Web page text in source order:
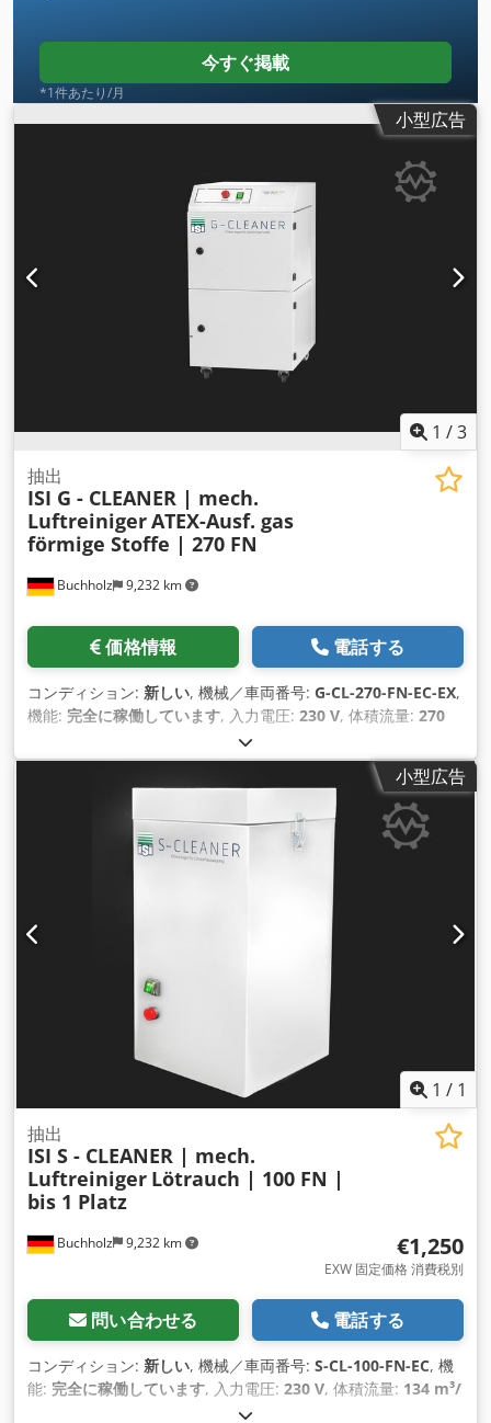
ー径 50/100 出力安定度 ±2 電源 VAC 380-460 消費電力 KW 7
動作温度 °C 5~35 適用範囲 1. 酸化物の除去 2. 金型の洗浄 3.
表面処理 4. コーティングの除去 5. 溶接シームの前処理 6. 接合
の前処理 7. 油脂の除去 8. 塗料の除去 9. 表面クリーニング 10.
今すぐ掲載
*1件あたり/月
小型広告
1 /3
Buchholz 9,232 km
抽出
ISI G - CLEANER | mech.
LuftreinigerATEX-Ausf. gas
förmige Stoffe | 270 FN
価格情報 電話する
コンディション: 新しい, 機械／車両番号: G-CL-270-FN-EC-EX,
機能: 完全に稼働しています, 入力電圧: 230 V, 体積流量: 270
61 デシベル (dB)
400 mm, 全幅:500 mm, 総重量:60 kg（キログラム）, ISI G
クリーナー - ATEX メカニカルエアフィルター装置
Dcedpjvrykhofx Aqgok (吸着プレートなし/別途決定) タイプ:
270FN バージョン: モバイル コントロール:なし ATEX: "e" II 3
G ゾーン 2 ECを備えた横型モバイル機械式空気清浄機 EXエリ
アのガス分離用遠心ファン。 技術的な説明: 風量: - 320 m3/h
(フリーブロー) - 240-270 m3/h (有効) (検出素子のないフィル
ター構成による) 空気入口: 後方排気サウンドボックス (オプシ
ョンで 1x100mm / 2x80mm / 4x50mm) フィルター装置: ・ア
ルミメッシュ粗目フィルター - ZラインフィルターF9 - プレス
され、特別に含浸された成形炭素を備えた活性炭カセット
ATEX: グループ II ガス・粉塵 ファン: ATEX II 2G Exh IIB T4 Gb
に準拠 温度クラス: T4 > 135°C ファン: デバイスカテゴリ 2 フ
ィルターシステム：デバイスカテゴリー3 すべての電気コンポ
ーネントは防爆バージョンで提供されます。 カラー：RAL
7035 ライトグレー（オプション：特別色） 電圧: 230V 周波数:
50Hz 保護等級：IP54 ファン技術：省エネEC技術 空気出力: 調
整不可 騒音レベル：61db（A）） 寸法：長さ400mm / 幅
500mm / 高さ755mm 体重：60kg
小型広告
1 / 1
Buchholz 9,232 km
抽出
ISI S - CLEANER | mech.
Luftreiniger Lötrauch | 100 FN |
bis 1 Platz
€1,250
EXW 固定価格 消費税別
問い合わせる 電話する
コンディション: 新しい, 機械／車両番号: S-CL-100-FN-EC, 機
能: 完全に稼働しています, 入力電圧: 230 V, 体積流量: 134 m³/
250 mm